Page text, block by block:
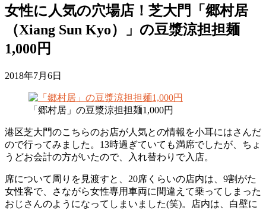
女性に人気の穴場店！芝大門「郷村居
（Xiang Sun Kyo）」の豆漿涼担担麺
1,000円
2018年7月6日
「郷村居」の豆漿涼担担麺1,000円
港区芝大門のこちらのお店が人気との情報を小耳にはさんだ
ので行ってみました。13時過ぎていても満席でしたが、ちょ
うどお会計の方がいたので、入れ替わりで入店。
席について周りを見渡すと、20席くらいの店内は、9割がた
女性客で、さながら女性専用車両に間違えて乗ってしまった
おじさんのようになってしまいました(笑)。店内は、白壁に